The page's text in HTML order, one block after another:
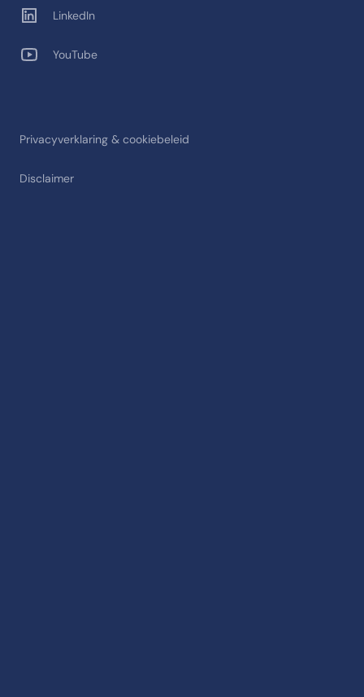
Privacyverklaring & cookiebeleid
Disclaimer
LinkedIn
YouTube